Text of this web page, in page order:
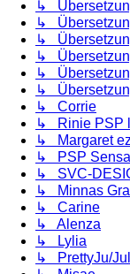
↳
↳
↳
↳
↳
↳
↳ Corrie
↳ Rinie PSP
↳ Margaret
↳ PSP
↳ SVC-
↳ Minnas
↳ Carine
↳ Alenza
↳ Lylia
↳ PrettyJu/